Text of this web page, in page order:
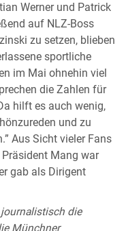
Werner und Patrick
auf NLZ-Boss
zu setzen, blieben
sportliche
im Mai ohnehin viel
die Zahlen für
hilft es auch wenig,
und zu
Aus Sicht vieler Fans
Mang war
gab als Dirigent
die
Münchner